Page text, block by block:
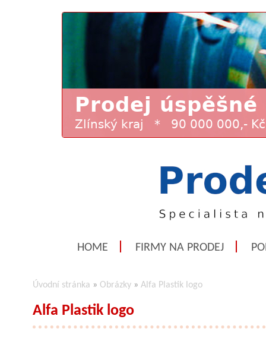
HOME FIRMY NA PRODEJ
Úvodní stránka » Obrázky » Alfa Plastik logo
Alfa Plastik logo